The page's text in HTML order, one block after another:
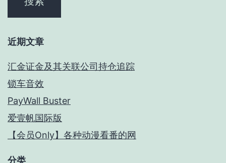
近期文章
汇金证金及其关联公司持仓追踪
锁车音效
PayWall Buster
爱壹帆国际版
【会员Only】各种动漫看番的网
分类